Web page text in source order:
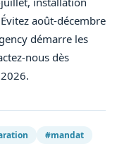
août-décembre
démarre les
nous dès
#mandat